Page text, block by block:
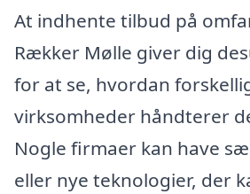
At indhente tilbud på
Rækker Mølle giver dig
for at se, hvordan
virksomheder håndterer
Nogle firmaer kan have
eller nye teknologier, der